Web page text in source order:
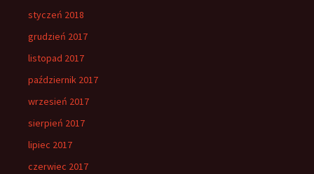
styczeń 2018
grudzień 2017
listopad 2017
październik 2017
wrzesień 2017
sierpień 2017
lipiec 2017
czerwiec 2017